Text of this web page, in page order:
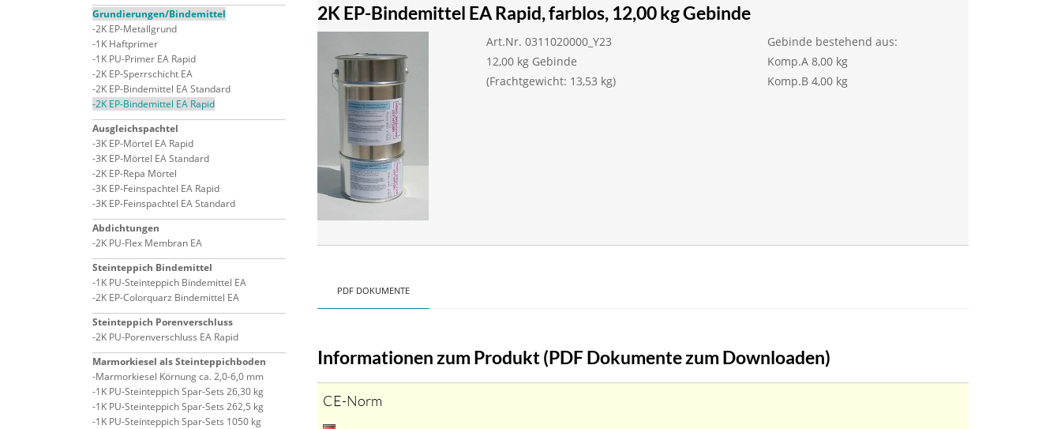
2K EP-Bindemittel EA Rapid, farblos, 12,00 kg Gebinde
Art.Nr. 0311020000_Y23
12,00 kg Gebinde
(Frachtgewicht: 13,53 kg)
Gebinde bestehend aus:
Komp.A 8,00 kg
Komp.B 4,00 kg
PDF DOKUMENTE
Informationen zum Produkt (PDF Dokumente zum Downloaden)
CE-Norm
Grundierungen/Bindemittel
2K EP-Metallgrund
1K Haftprimer
1K PU-Primer EA Rapid
2K EP-Sperrschicht EA
2K EP-Bindemittel EA Standard
2K EP-Bindemittel EA Rapid
Ausgleichspachtel
3K EP-Mörtel EA Rapid
3K EP-Mörtel EA Standard
2K EP-Repa Mörtel
3K EP-Feinspachtel EA Rapid
3K EP-Feinspachtel EA Standard
Abdichtungen
2K PU-Flex Membran EA
Steinteppich Bindemittel
1K PU-Steinteppich Bindemittel EA
2K EP-Colorquarz Bindemittel EA
Steinteppich Porenverschluss
2K PU-Porenverschluss EA Rapid
Marmorkiesel als Steinteppichboden
Marmorkiesel Körnung ca. 2,0-6,0 mm
1K PU-Steinteppich Spar-Sets 26,30 kg
1K PU-Steinteppich Spar-Sets 262,5 kg
1K PU-Steinteppich Spar-Sets 1050 kg